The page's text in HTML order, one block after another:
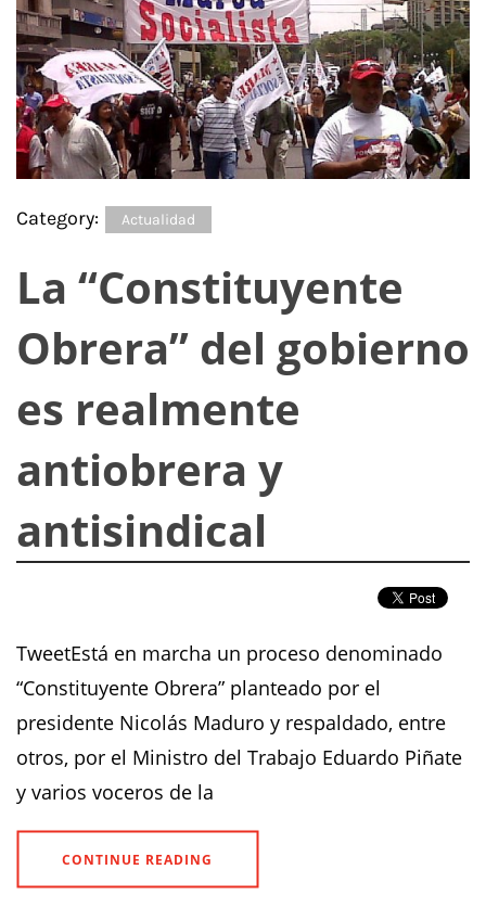
Category: Actualidad
La “Constituyente
Obrera” del gobierno
es realmente
antiobrera y
antisindical
TweetEstá en marcha un proceso denominado
“Constituyente Obrera” planteado por el
presidente Nicolás Maduro y respaldado, entre
otros, por el Ministro del Trabajo Eduardo Piñate
y varios voceros de la
CONTINUE READING